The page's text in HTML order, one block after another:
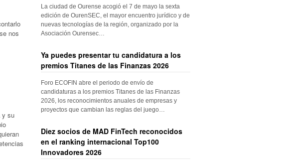
nos
y su
La ciudad de Ourense acogió el 7 de mayo la sexta
edición de OurenSEC, el mayor encuentro jurídico y de
nuevas tecnologías de la región, organizado por la
Asociación Ourensec…
Ya puedes presentar tu candidatura a los
premios Titanes de las Finanzas 2026
Foro ECOFIN abre el periodo de envío de
candidaturas a los premios Titanes de las Finanzas
2026, los reconocimientos anuales de empresas y
proyectos que cambian las reglas del juego…
Diez socios de MAD FinTech reconocidos
en el ranking internacional Top100
Innovadores 2026